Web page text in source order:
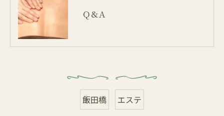
Q&A
飯田橋 エステ